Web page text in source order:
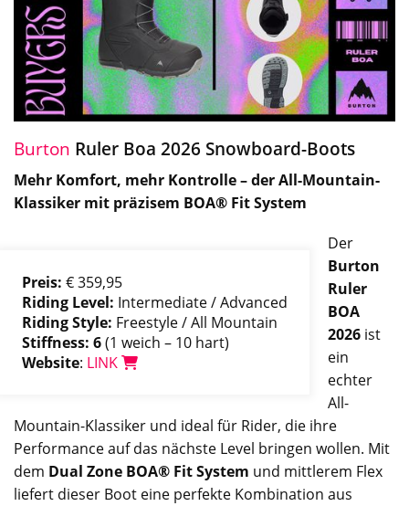
Burton Ruler Boa 2026 Snowboard-Boots
Mehr Komfort, mehr Kontrolle – der All-Mountain-
Klassiker mit präzisem BOA® Fit System
Preis: € 359,95
Riding Level: Intermediate / Advanced
Riding Style: Freestyle / All Mountain
Stiffness: 6(1 weich – 10 hart)
Website: LINK
Der
Burton
Ruler
BOA
2026 ist
ein
echter
All-
Mountain-Klassiker und ideal für Rider, die ihre
Performance auf das nächste Level bringen wollen. Mit
dem Dual Zone BOA® Fit System und mittlerem Flex
liefert dieser Boot eine perfekte Kombination aus